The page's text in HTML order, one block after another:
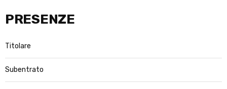
PRESENZE
Titolare
Subentrato